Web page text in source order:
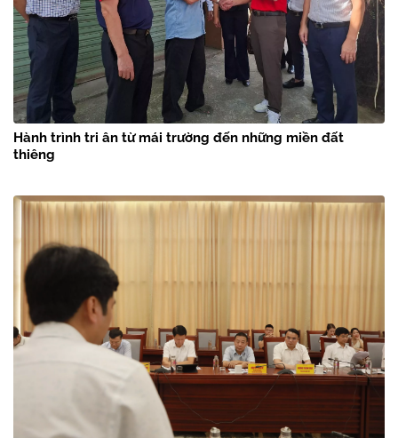
Hành trình tri ân từ mái trường đến những miền đất
thiêng